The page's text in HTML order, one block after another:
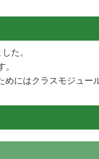
た。
にはクラスモジュー